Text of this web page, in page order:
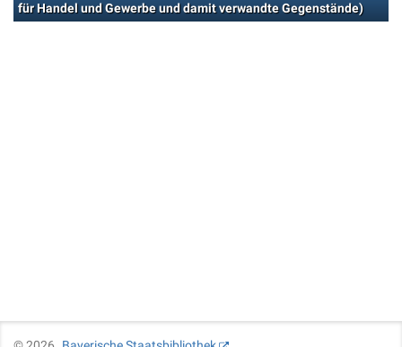
für Handel und Gewerbe und damit verwandte Gegenstände)